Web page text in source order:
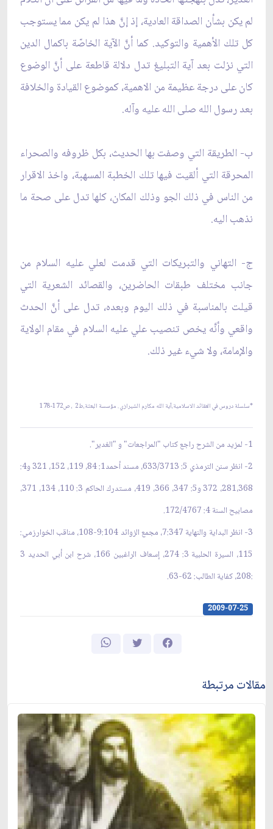
لم يكن بشأن الصداقة العادية، إذ إنَّ هذا لم يكن مما يستوجب
كل تلك الأهمية والتوكيد. كما أنَّ الآية الخاصّة باكمال الدين
التي نزلت بعد آية التبليغ تدل دلالة قاطعة على أنَّ الوضوع
كان على درجة عظيمة من الاهمية، كموضوع القيادة والخلافة
بعد رسول الله صلى الله عليه وآله.
ب- الطريقة التي وصفت بها الحديث، بكل ظروفه والصحراء
المحرقة التي ألقيت فيها تلك الخطبة المسهبة، واخذ الاقرار
من الناس في ذلك الجو وذلك المكان، كلها تدل على صحة ما
نذهب اليه.
ج- التهاني والتبريكات التي قدمت لعلي عليه السلام من
جانب مختلف طبقات الحاضرين، والقصائد الشعرية التي
قيلت بالمناسبة في ذلك اليوم وبعده، تدل على أنَّ الحدث
واقعي وأنَّه يخص تنصيب علي عليه السلام في مقام الولاية
والإمامة، ولا شيء غير ذلك.
*سلسلة دروس في العقائد الاسلامية،آية الله مكارم الشيرازي . مؤسسة البعثة،ط2 ، ص172-178
1- لمزيد من الشرح راجع كتاب "المراجعات" و "الغدير".
2- انظر سنن الترمذي 5: 633/3713، مسند أحمد1: 84، 119، 152، 321 و4:
281،368، 372 و5: 347، 366، 419، مستدرك الحاكم 3: 110، 134، 371،
مصابيح السنة 4: 172/4767.
3- انظر البداية والنهاية 7:347، مجمع الزوائد 9:104-108، مناقب الخوارزمي:
115، السيرة الحلبية 3: 274، إسعاف الراغبين 166، شرح ابن أبي الحديد 3
:208، كفاية الطالب: 62-63.
2009-07-25
مقالات مرتبطة